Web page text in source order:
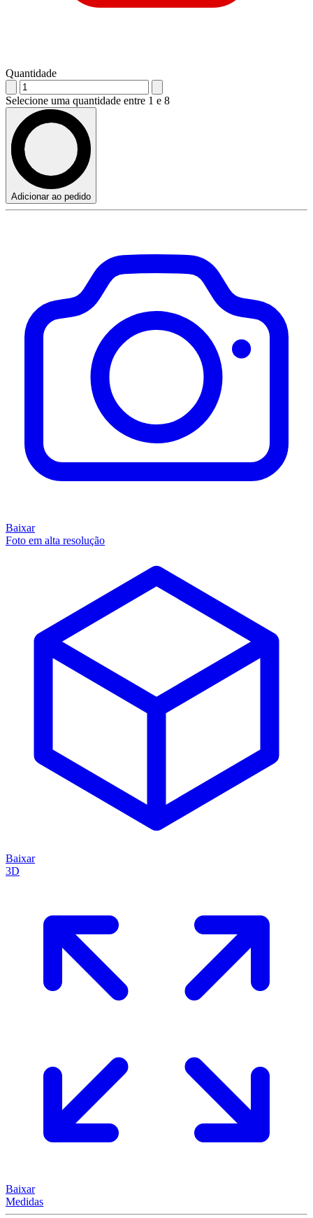
Quantidade
Selecione uma quantidade entre 1 e 8
Adicionar ao pedido
Baixar
Foto em alta resolução
Baixar
3D
Baixar
Medidas